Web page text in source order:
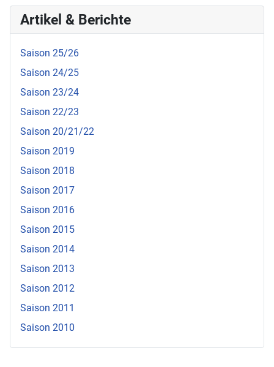
Artikel & Berichte
Saison 25/26
Saison 24/25
Saison 23/24
Saison 22/23
Saison 20/21/22
Saison 2019
Saison 2018
Saison 2017
Saison 2016
Saison 2015
Saison 2014
Saison 2013
Saison 2012
Saison 2011
Saison 2010